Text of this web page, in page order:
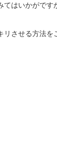
てはいかがです
させる方法を